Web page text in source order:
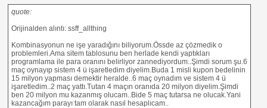
quote:
Orijinalden alıntı: ssff_allthing
Kombinasyonun ne işe yaradığını biliyorum.Össde az çözmedik o
problemleri.Ama sitem tablosunu ben herlade kendi yaptıkları
programlama ile para oranını belirliyor zannediyordum..Şimdi sorum şu.6
maç oynayıp sistem 4 ü işaretledim diyelim.Buda 1 misli kupon bedelinin
15 milyon yapması demektir heralde..6 maç oynadım ve sistem 4 ü
işaretledim..2 maç yattı.Tutan 4 maçın oranıda 20 milyon diyelim.Şimdi
ben 20 milyon mu kazanmış olucam..Bide 5 maç tutarsa ne olucak.Yani
kazancağım parayı tam olarak nasıl hesaplıcam..